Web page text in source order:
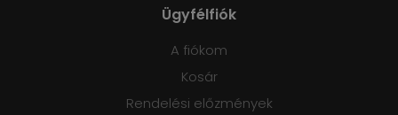
Ügyfélfiók
A fiókom
Kosár
Rendelési előzmények